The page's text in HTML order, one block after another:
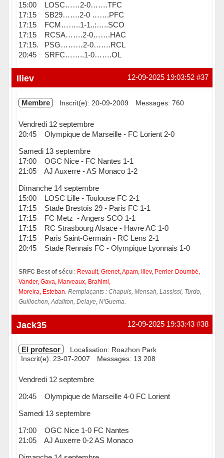
15:00 LOSC……2-0…….TFC
17:15 SB29…….2-0 …….PFC
17:15 FCM……..1-1..:…..SCO
17:15 RCSA…….2-0…….HAC
17:15. PSG………2-0…….RCL
20:45 SRFC……..1-0…….OL
Hors ligne #37
12-09-2025 19:03:52
Iliev
Membre Inscrit(e): 20-09-2009 Messages: 760
Vendredi 12 septembre
20:45 Olympique de Marseille - FC Lorient 2-0
Samedi 13 septembre
17:00 OGC Nice - FC Nantes 1-1
21:05 AJ Auxerre - AS Monaco 1-2
Dimanche 14 septembre
15:00 LOSC Lille - Toulouse FC 2-1
17:15 Stade Brestois 29 - Paris FC 1-1
17:15 FC Metz - Angers SCO 1-1
17:15 RC Strasbourg Alsace - Havre AC 1-0
17:15 Paris Saint-Germain - RC Lens 2-1
20:45 Stade Rennais FC - Olympique Lyonnais 1-0
SRFC Best of sécu: Revault, Grenet, Apam, Iliev, Perrier-Doumbé,
Vander, Gava, Marveaux, Brahimi,
Moreira, Esteban. Remplaçants : Chapuis, Mensah, Lassissi, Turdo,
Guillochon, Adailton, Delaye, N'Guema.
Hors ligne #38
12-09-2025 19:33:43
Jack35
El profesor
Localisation: Roazhon Park
Inscrit(e): 23-07-2007
Messages: 13 208
Vendredi 12 septembre
20:45 Olympique de Marseille 4-0 FC Lorient
Samedi 13 septembre
17:00 OGC Nice 1-0 FC Nantes
21:05 AJ Auxerre 0-2 AS Monaco